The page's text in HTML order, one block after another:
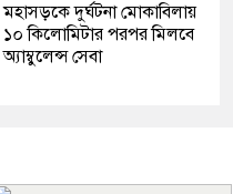
মহাসড়কে দুর্ঘটনা মোকাবিলায়
১০ কিলোমিটার পরপর মিলবে
অ্যাম্বুলেন্স সেবা